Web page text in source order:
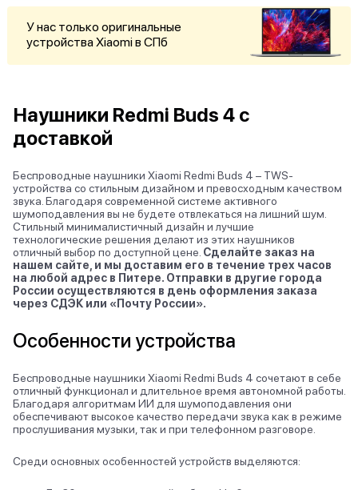
У нас только оригинальные
устройства Xiaomi в СПб
Наушники Redmi Buds 4 с
доставкой
Беспроводные наушники Xiaomi Redmi Buds 4 – TWS-
устройства со стильным дизайном и превосходным качеством
звука. Благодаря современной системе активного
шумоподавления вы не будете отвлекаться на лишний шум.
Стильный минималистичный дизайн и лучшие
технологические решения делают из этих наушников
отличный выбор по доступной цене. Сделайте заказ на
нашем сайте, и мы доставим его в течение трех часов
на любой адрес в Питере. Отправки в другие города
России осуществляются в день оформления заказа
через СДЭК или «Почту России».
Особенности устройства
Беспроводные наушники Xiaomi Redmi Buds 4 сочетают в себе
отличный функционал и длительное время автономной работы.
Благодаря алгоритмам ИИ для шумоподавления они
обеспечивают высокое качество передачи звука как в режиме
прослушивания музыки, так и при телефонном разговоре.
Среди основных особенностей устройств выделяются: